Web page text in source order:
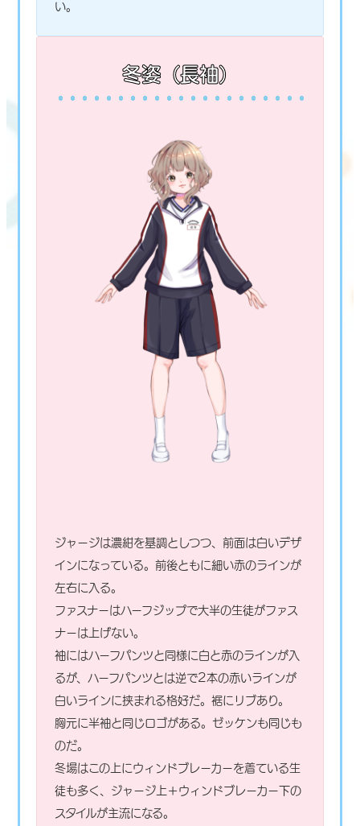
い。
冬姿（長袖）
ジャージは濃紺を基調としつつ、前面は白いデザ
インになっている。前後ともに細い赤のラインが
左右に入る。
ファスナーはハーフジップで大半の生徒がファス
ナーは上げない。
袖にはハーフパンツと同様に白と赤のラインが入
るが、ハーフパンツとは逆で2本の赤いラインが
白いラインに挟まれる格好だ。裾にリブあり。
胸元に半袖と同じロゴがある。ゼッケンも同じも
のだ。
冬場はこの上にウィンドブレーカーを着ている生
徒も多く、ジャージ上＋ウィンドブレーカー下の
スタイルが主流になる。